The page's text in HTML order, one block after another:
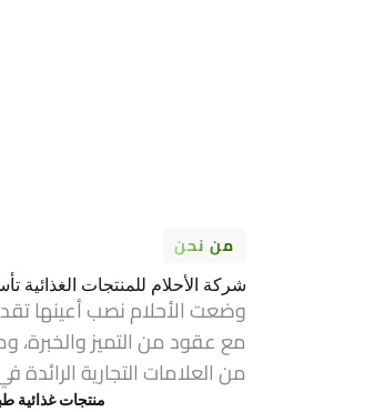
من نحن
شركة الأحلام للمنتجات الغذائية تأسست عام 1974
وضعت الأحلام نصب أعينها
مع عقود من التميز والخبرة،
من العلامات التجارية
منتجات غذائية